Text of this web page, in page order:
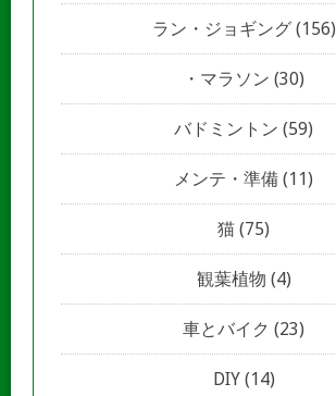
ラン・ジョギング(156)
マラソン (30)
バドミントン (59)
メンテ・準備 (11)
猫 (75)
観葉植物 (4)
車とバイク (23)
DIY(14)